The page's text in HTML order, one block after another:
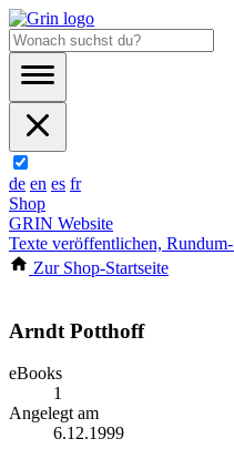
de en es fr
Shop
GRIN Website
Texte veröffentlichen,
Zur Shop-Startseite
Arndt Potthoff
eBooks
1
Angelegt am
6.12.1999